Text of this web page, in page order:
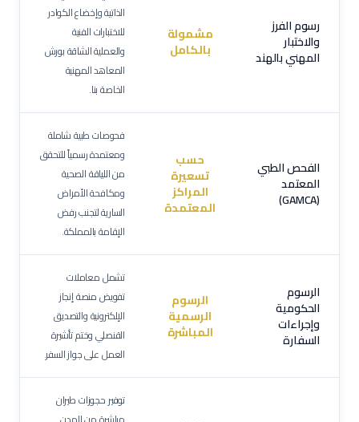
رسوم الفرز
والاختبار
المهني بالهند
مشمولة
بالكامل
الذاتية وإخضاع الكوادر
للاختبارات الفنية
والعملية الشاقة بورش
المعاهد المهنية
الخاصة بنا.
الفحص الطبي
المعتمد
(GAMCA)
حسب
تسعيرة
المراكز
المعتمدة
فحوصات طبية شاملة
ومعتمدة رسمياً للتحقق
من اللياقة الصحية
ومكافحة الأمراض
السارية لتجنب رفض
الإقامة بالمملكة.
الرسوم
الحكومية
وإجراءات
السفارة
الرسوم
الرسمية
المباشرة
تشمل معاملات
تفويض منصة إنجاز
الإلكترونية والتصديق
القنصلي وختم تأشيرة
العمل على جواز السفر.
توفير حجوزات طيران